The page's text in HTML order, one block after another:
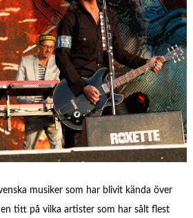
musiker som har blivit kända över
titt på vilka artister som har sålt flest